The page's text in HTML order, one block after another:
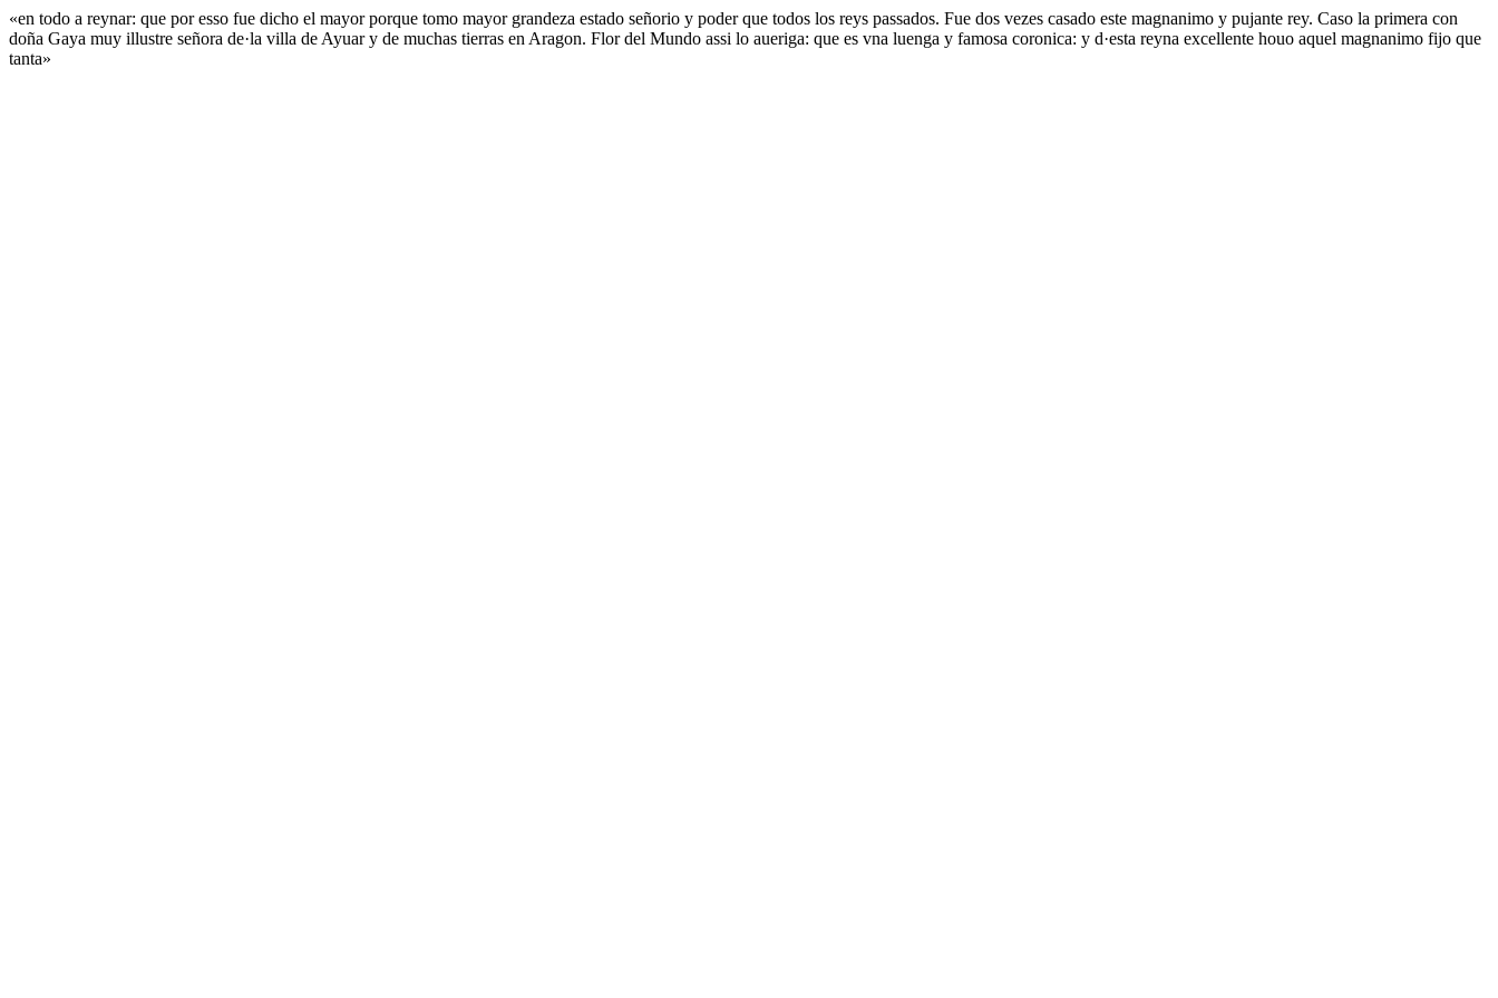
«en todo a reynar: que por esso fue dicho el mayor porque tomo mayor grandeza estado señorio y poder que todos los reys passados. Fue dos vezes casado este magnanimo y pujante rey. Caso la primera con
doña Gaya muy illustre señora de·la villa de Ayuar y de muchas tierras en Aragon. Flor del Mundo assi lo aueriga: que es vna luenga y famosa coronica: y d·esta reyna excellente houo aquel magnanimo fijo que
tanta»